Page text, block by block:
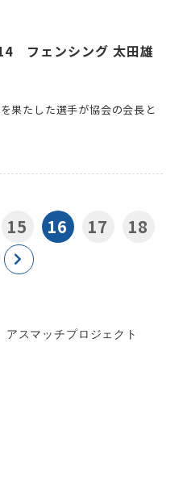
フェンシング 太田雄
果たした選手が協会の会長と
15 16 17
18